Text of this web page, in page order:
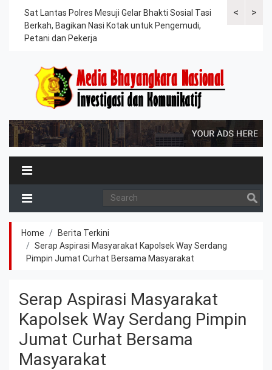
<
Sat Lantas Polres Mesuji Gelar Bhakti Sosial Tasi
Berkah, Bagikan Nasi Kotak untuk Pengemudi,
Petani dan Pekerja
Kapolres
>
Home
Berita Terkini
Serap Aspirasi Masyarakat Kapolsek Way Serdang
Pimpin Jumat Curhat Bersama Masyarakat
Serap Aspirasi Masyarakat
Kapolsek Way Serdang Pimpin
Jumat Curhat Bersama
Masyarakat